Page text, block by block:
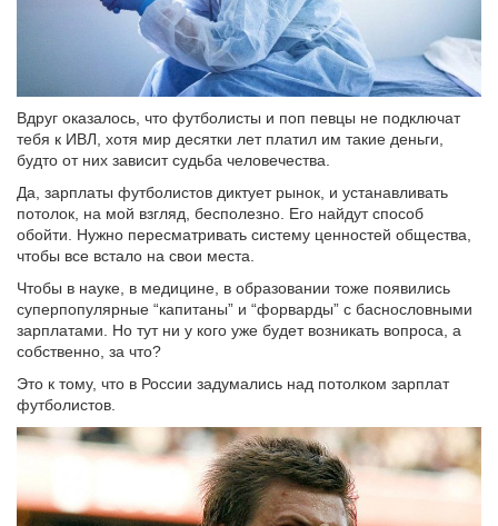
Вдруг оказалось, что футболисты и поп певцы не подключат
тебя к ИВЛ, хотя мир десятки лет платил им такие деньги,
будто от них зависит судьба человечества.
Да, зарплаты футболистов диктует рынок, и устанавливать
потолок, на мой взгляд, бесполезно. Его найдут способ
обойти. Нужно пересматривать систему ценностей общества,
чтобы все встало на свои места.
Чтобы в науке, в медицине, в образовании тоже появились
суперпопулярные “капитаны” и “форварды” с баснословными
зарплатами. Но тут ни у кого уже будет возникать вопроса, а
собственно, за что?
Это к тому, что в России задумались над потолком зарплат
футболистов.